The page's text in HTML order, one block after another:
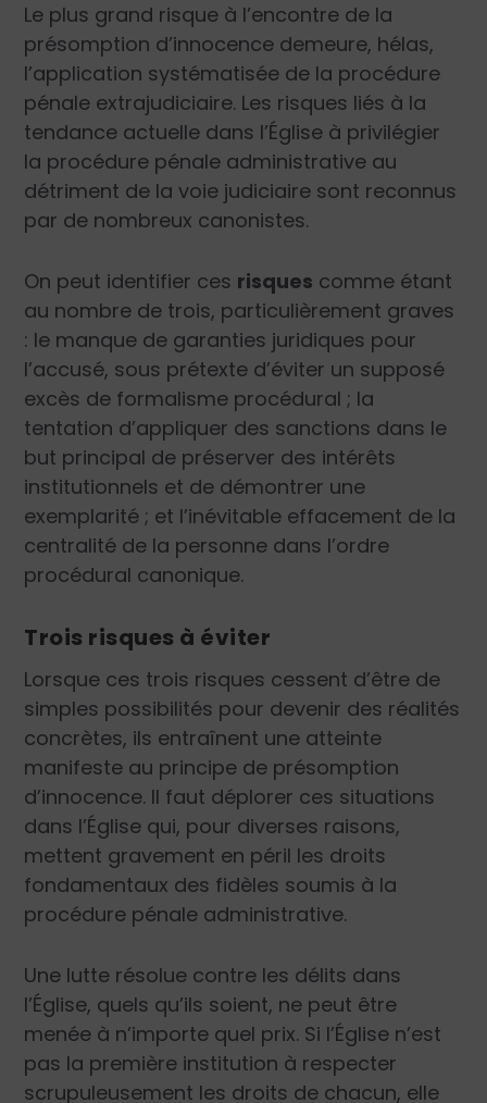
Le plus grand risque à l’encontre de la
présomption d’innocence demeure, hélas,
l’application systématisée de la procédure
pénale extrajudiciaire. Les risques liés à la
tendance actuelle dans l’Église à privilégier
la procédure pénale administrative au
détriment de la voie judiciaire sont reconnus
par de nombreux canonistes.
On peut identifier ces risques comme étant
au nombre de trois, particulièrement graves
: le manque de garanties juridiques pour
l’accusé, sous prétexte d’éviter un supposé
excès de formalisme procédural ; la
tentation d’appliquer des sanctions dans le
but principal de préserver des intérêts
institutionnels et de démontrer une
exemplarité ; et l’inévitable effacement de la
centralité de la personne dans l’ordre
procédural canonique.
Trois risques à éviter
Lorsque ces trois risques cessent d’être de
simples possibilités pour devenir des réalités
concrètes, ils entraînent une atteinte
manifeste au principe de présomption
d’innocence. Il faut déplorer ces situations
dans l’Église qui, pour diverses raisons,
mettent gravement en péril les droits
fondamentaux des fidèles soumis à la
procédure pénale administrative.
Une lutte résolue contre les délits dans
l’Église, quels qu’ils soient, ne peut être
menée à n’importe quel prix. Si l’Église n’est
pas la première institution à respecter
scrupuleusement les droits de chacun, elle